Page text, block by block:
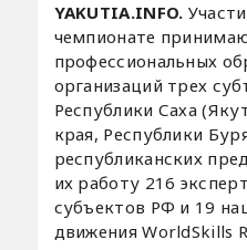
YAKUTIA.INFO.
чемпионате
профессиональных
организаций трех
Республики Саха
края, Республики
республиканских
их работу 216
субъектов РФ и 19
движения WorldSkills